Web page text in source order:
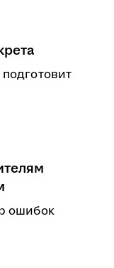
ошибок